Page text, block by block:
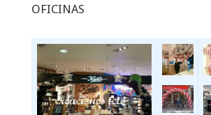
OFICINAS